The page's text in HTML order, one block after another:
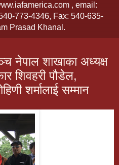
, email:
773-4346, Fax: 540-635-
Prasad Khanal.
नेपाल शाखाका अध्यक्ष
शिवहरी पौडेल,
शर्मालाई सम्मान